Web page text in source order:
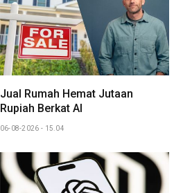
Jual Rumah Hemat Jutaan
Rupiah Berkat AI
06-08-2026 - 15.04